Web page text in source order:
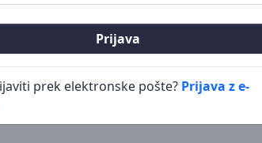
Prijava
prek elektronske pošte? Prijava z e-